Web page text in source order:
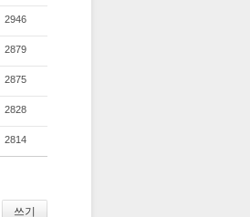
2946
2879
2875
2828
2814
쓰기